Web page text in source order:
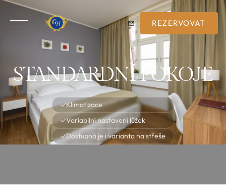
REZERVOVAT
STANDARDNÍ POKOJE
✓Klimatizace
✓Variabilní nastavení lůžek
✓Dostupná je i varianta na střeše